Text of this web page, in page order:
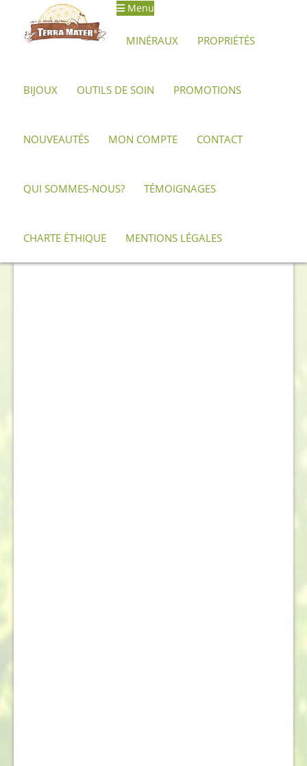
Aller
Aller
au
Menu
MINÉRAUX PROPRIÉTÉS
BIJOUX OUTILS DE SOIN PROMOTIONS
NOUVEAUTÉS MON COMPTE CONTACT
QUI SOMMES-NOUS? TÉMOIGNAGES
CHARTE ÉTHIQUE MENTIONS LÉGALES
Accueil Minéraux, pierres et cristaux Topaze
Exceptionnel